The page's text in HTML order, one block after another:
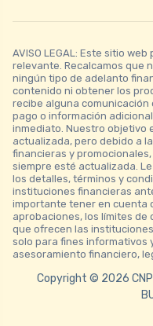
AVISO LEGAL: Este sitio
relevante. Recalcamos que
ningún tipo de adelanto
contenido ni obtener los
recibe alguna
pago o información
inmediato. Nuestro objetivo
actualizada, pero debido a
financieras y
siempre esté actualizada.
los detalles, términos y
instituciones financieras
importante tener en cuenta
aprobaciones, los límites de
que ofrecen las
solo para fines informativos
asesoramiento financiero,
Copyright © 2026